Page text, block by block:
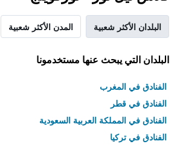
البلدان الأكثر شعبية المدن الأكثر شعبية
البلدان التي يبحث عنها مستخدمونا
الفنادق في المغرب
الفنادق في قطر
الفنادق في المملكة العربية السعودية
الفنادق في تركيا